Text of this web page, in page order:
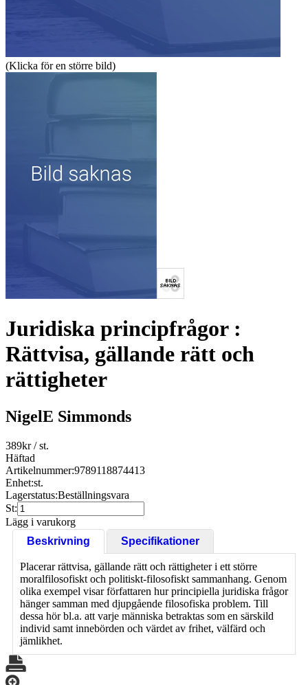
(Klicka för en större bild)
Juridiska principfrågor :
Rättvisa, gällande rätt och
rättigheter
NigelE Simmonds
389kr/ st.
Häftad
Artikelnummer:9789118874413
Enhet:st.
Lagerstatus:Beställningsvara
St:
Lägg i varukorg
Beskrivning
Specifikationer
Placerar rättvisa, gällande rätt och rättigheter i ett större
moralfilosofiskt och politiskt-filosofiskt sammanhang. Genom
olika exempel visar författaren hur principiella juridiska frågor
hänger samman med djupgående filosofiska problem. Till
dessa hör bl.a. att varje människa betraktas som en särskild
individ samt innebörden och värdet av frihet, välfärd och
jämlikhet.